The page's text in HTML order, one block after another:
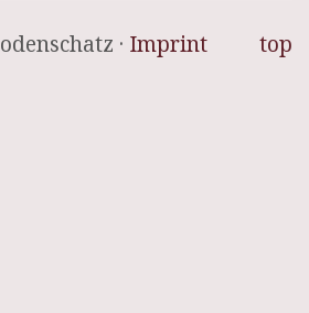
top
· Imprint